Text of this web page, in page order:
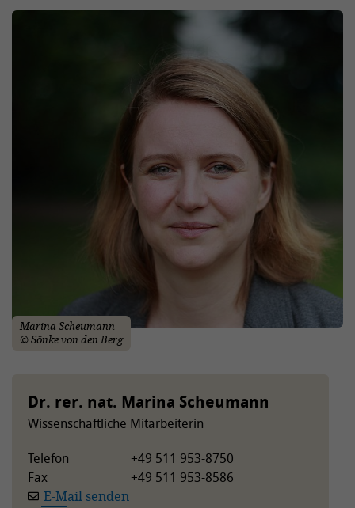
Marina Scheumann
© Sönke von den Berg
Dr. rer. nat. Marina Scheumann
Wissenschaftliche Mitarbeiterin
Telefon
+49 511 953-8750
Fax
+49 511 953-8586
E-Mail senden